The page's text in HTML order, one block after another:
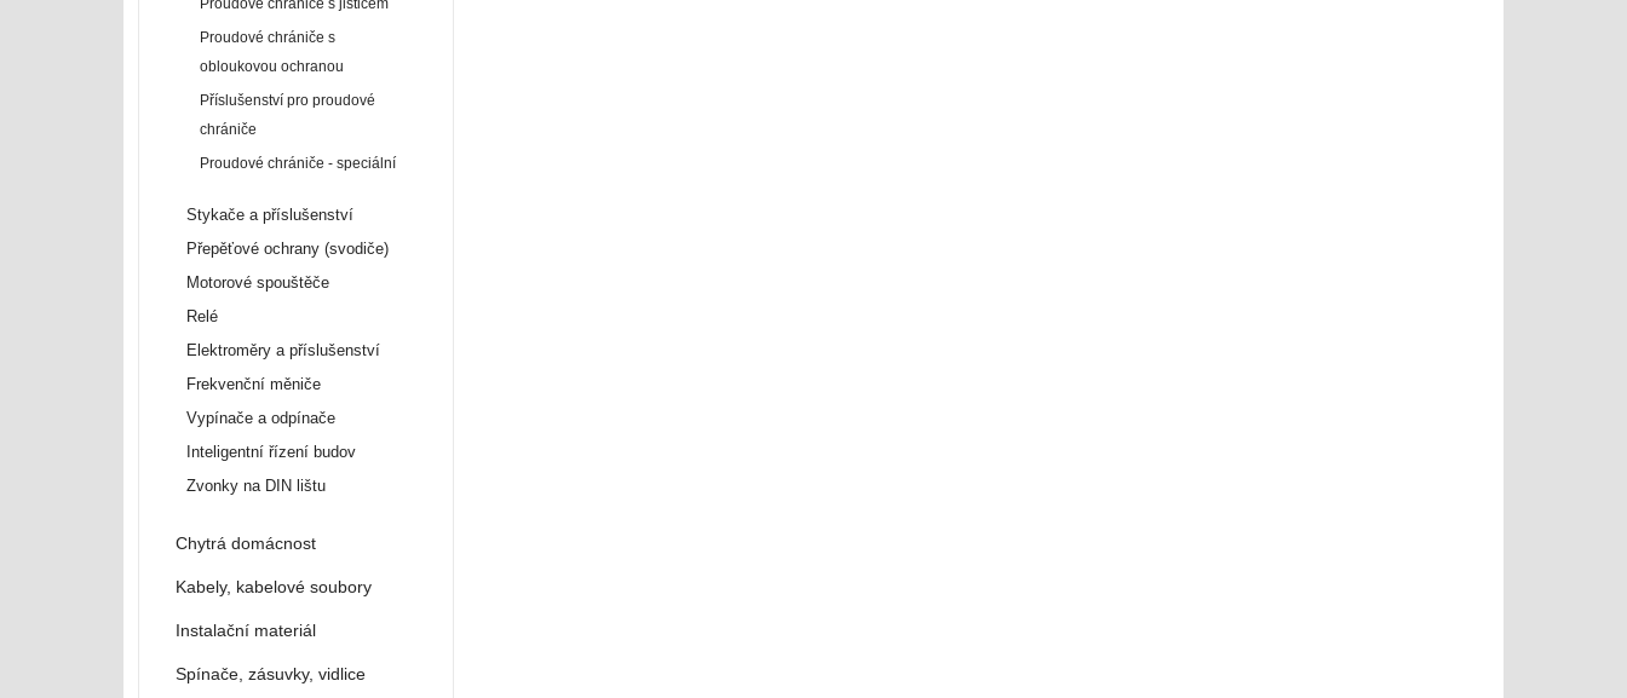
Proudové chrániče s jističem
Proudové chrániče s
obloukovou ochranou
Příslušenství pro proudové
chrániče
Proudové chrániče - speciální
Stykače a příslušenství
Přepěťové ochrany (svodiče)
Motorové spouštěče
Relé
Elektroměry a příslušenství
Frekvenční měniče
Vypínače a odpínače
Inteligentní řízení budov
Zvonky na DIN lištu
Chytrá domácnost
Kabely, kabelové soubory
Instalační materiál
Spínače, zásuvky, vidlice